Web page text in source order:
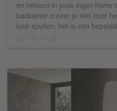
en relaxen in jouw eigen home
badkamer creëer je niet door
luxe spullen, het is een